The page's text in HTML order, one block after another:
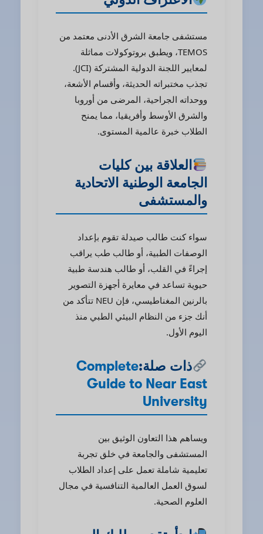
مستشفى جامعة الشرق الأدنى معتمد من
TEMOS، ويطبق بروتوكولات مماثلة
لمعايير اللجنة الدولية المشتركة (JCI).
تجذب مختبراته الحديثة، وأقسام الأشعة،
ووحداته الجراحية، المرضى من أوروبا
والشرق الأوسط وأفريقيا، مما يمنح
الطلاب خبرة عالمية المستوى.
العلاقة بين كليات
الجامعة الوطنية الاتحادية
والمستشفى
سواء كنت طالب صيدلة تقوم بإعداد
الوصفات الطبية، أو طالب طب يراقب
إجراءً في القلب، أو طالب هندسة طبية
حيوية تساعد في معايرة أجهزة التصوير
بالرنين المغناطيسي، فإن NEU تتأكد من
أنك جزء من النظام البيئي الطبي منذ
اليوم الأول.
ذات صلة:Complete
Guide to Near East
University
ويساهم هذا التعاون الوثيق بين
المستشفى والجامعة في خلق تجربة
تعليمية شاملة تعمل على إعداد الطلاب
لسوق العمل العالمية التنافسية في مجال
العلوم الصحية.